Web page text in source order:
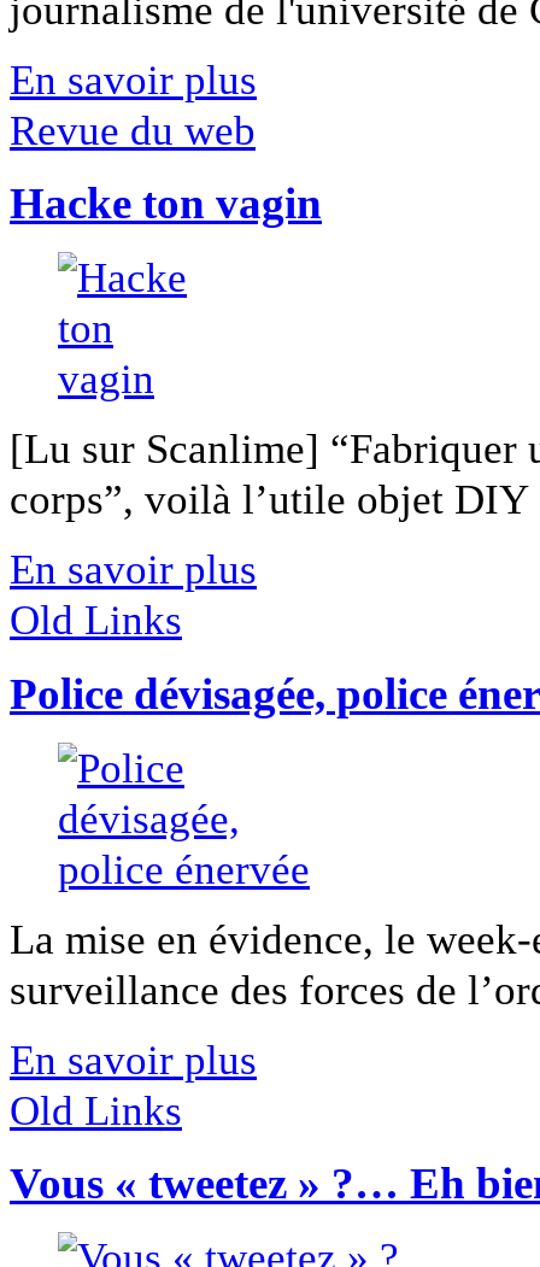
En savoir plus
Revue du web
Hacke ton vagin
[Lu sur Scanlime] “Fabriquer
corps”, voilà l’utile objet
En savoir plus
Old Links
Police dévisagée, police
La mise en évidence, le
surveillance des forces de
En savoir plus
Old Links
Vous « tweetez » ?… Eh